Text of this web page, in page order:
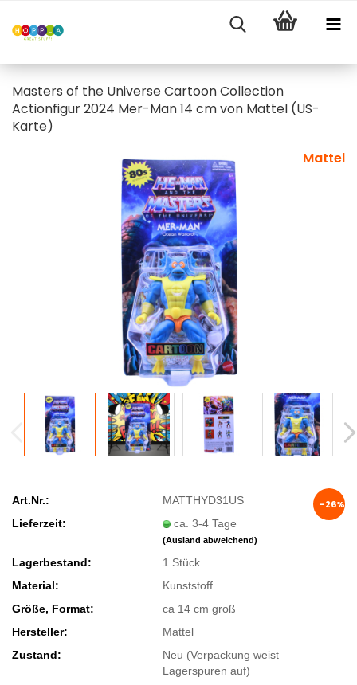
Masters of the Universe Cartoon Collection
Actionfigur 2024 Mer-Man 14 cm von Mattel (US-
Karte)
Mattel
-26%
Art.Nr.:
MATTHYD31US
Lieferzeit:
ca. 3-4 Tage
(Ausland abweichend)
Lagerbestand: 1 Stück
Material:
Kunststoff
Größe, Format:
ca 14 cm groß
Hersteller:
Mattel
Zustand:
Neu (Verpackung weist
Lagerspuren auf)